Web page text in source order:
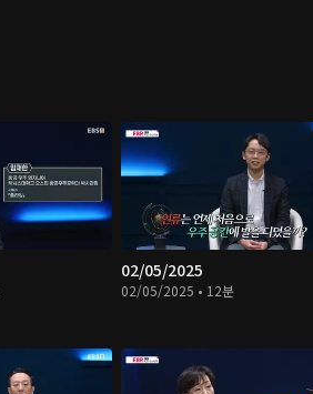
02/05/2025
02/05/2025 • 12분